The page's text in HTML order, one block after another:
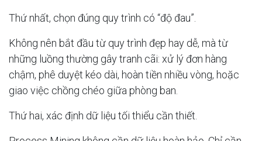
Thứ nhất, chọn đúng quy trình có “độ đau”.
Không nên bắt đầu từ quy trình đẹp hay dễ, mà từ
những luồng thường gây tranh cãi: xử lý đơn hàng
chậm, phê duyệt kéo dài, hoàn tiền nhiều vòng, hoặc
giao việc chồng chéo giữa phòng ban.
Thứ hai, xác định dữ liệu tối thiểu cần thiết.